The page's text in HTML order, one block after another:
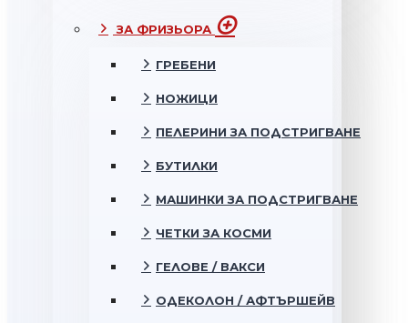
ЗА ФРИЗЬОРА
ГРЕБЕНИ
НОЖИЦИ
ПЕЛЕРИНИ ЗА ПОДСТРИГВАНЕ
БУТИЛКИ
МАШИНКИ ЗА ПОДСТРИГВАНЕ
ЧЕТКИ ЗА КОСМИ
ГЕЛОВЕ / ВАКСИ
ОДЕКОЛОН / АФТЪРШЕЙВ